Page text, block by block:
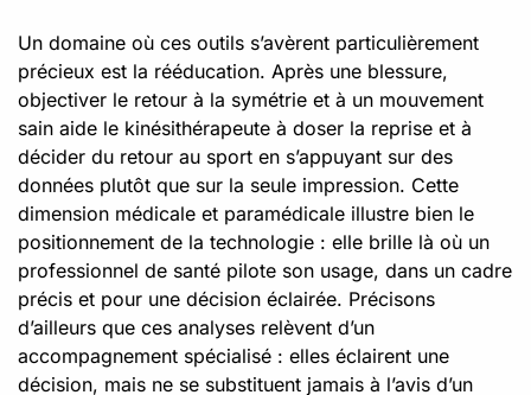
Un domaine où ces outils s’avèrent particulièrement
précieux est la rééducation. Après une blessure,
objectiver le retour à la symétrie et à un mouvement
sain aide le kinésithérapeute à doser la reprise et à
décider du retour au sport en s’appuyant sur des
données plutôt que sur la seule impression. Cette
dimension médicale et paramédicale illustre bien le
positionnement de la technologie : elle brille là où un
professionnel de santé pilote son usage, dans un cadre
précis et pour une décision éclairée. Précisons
d’ailleurs que ces analyses relèvent d’un
accompagnement spécialisé : elles éclairent une
décision, mais ne se substituent jamais à l’avis d’un